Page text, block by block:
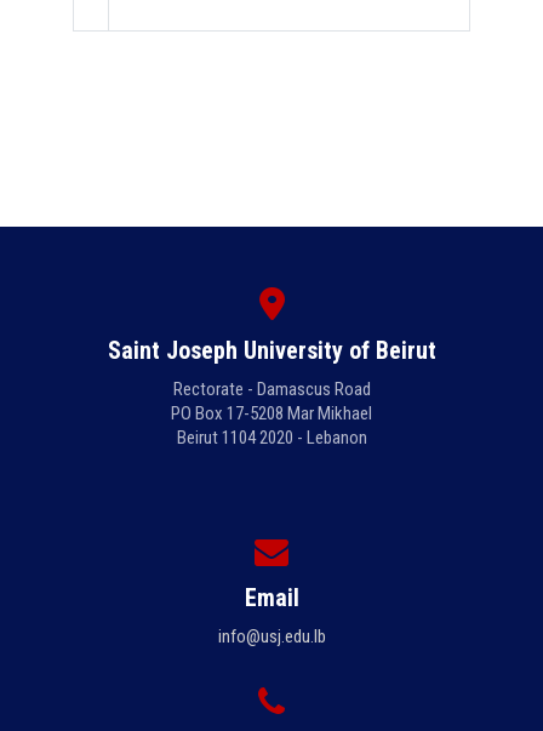
Saint Joseph University of Beirut
Rectorate - Damascus Road
PO Box 17-5208 Mar Mikhael
Beirut 1104 2020 - Lebanon
Email
info@usj.edu.lb